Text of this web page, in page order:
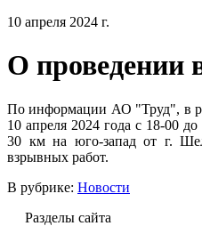
10 апреля 2024 г.
О проведении
По информации АО "Труд", в
10 апреля 2024 года с 18-00
30 км на юго-запад от г.
взрывных работ.
В рубрике: Новости
Разделы сайта